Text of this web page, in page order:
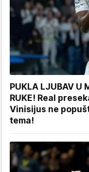
PUKLA LJUBAV U
RUKE! Real
Vinisijus ne
tema!